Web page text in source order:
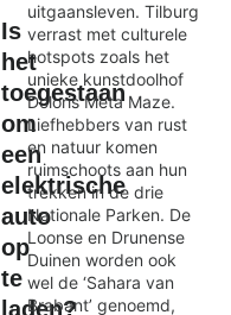
Is
het
toegestaan
om
een
elektrische
auto
op
te
laden?
uitgaansleven. Tilburg
verrast met culturele
hotspots zoals het
unieke kunstdoolhof
Doloris Meta Maze.
Liefhebbers van rust
en natuur komen
ruimschoots aan hun
trekken in de drie
Nationale Parken. De
Loonse en Drunense
Duinen worden ook
wel de ‘Sahara van
Brabant’ genoemd,